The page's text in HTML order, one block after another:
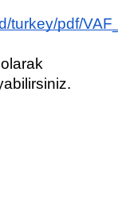
turkey/pdf/